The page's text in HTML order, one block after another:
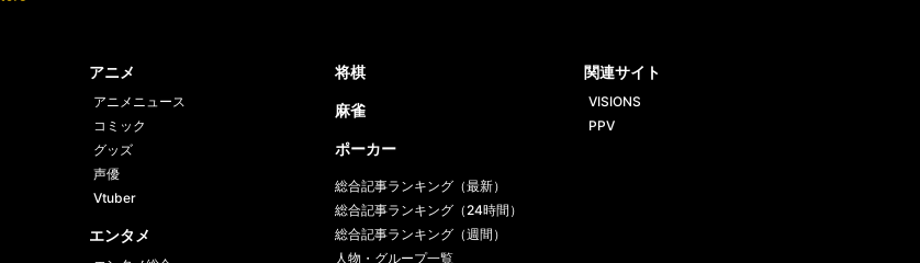
アニメ
アニメニュース
コミック
グッズ
声優
Vtuber
エンタメ
将棋
麻雀
ポーカー
総合記事ランキング（最新）
総合記事ランキング（24時間）
総合記事ランキング（週間）
人物・グループ一覧
関連サイト
VISIONS
PPV